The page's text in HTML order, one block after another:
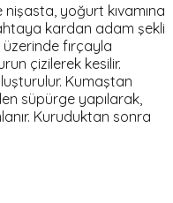
yoğurt kıvamına
kardan adam şekli
üzerinde fırçayla
çizilerek kesilir.
Kumaştan
süpürge yapılarak,
Kuruduktan sonra